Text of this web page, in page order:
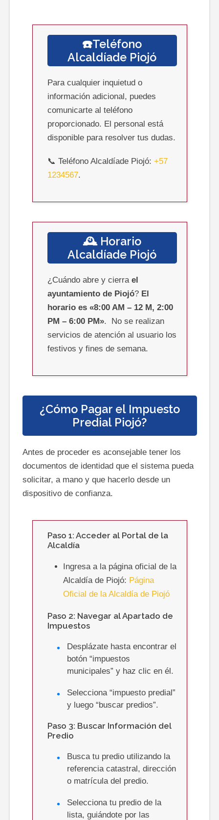
☎️Teléfono
Alcaldíade Piojó
Para cualquier inquietud o
información adicional, puedes
comunicarte al teléfono
proporcionado. El personal está
disponible para resolver tus dudas.
📞 Teléfono Alcaldíade Piojó: +57
1234567.
🕰️ Horario
Alcaldíade Piojó
¿Cuándo abre y cierra el
ayuntamientode Piojó? El
horario es «8:00 AM – 12 M, 2:00
PM – 6:00 PM».
No se realizan
servicios de atención al usuario los
festivos y fines de semana.
¿Cómo Pagar el Impuesto
Predial Piojó?
Antes de proceder es aconsejable tener los
documentos de identidad que el sistema pueda
solicitar, a mano y que hacerlo desde un
dispositivo de confianza.
Paso 1: Acceder al Portal de la
Alcaldía
Ingresa a la página oficial de la
Alcaldía de Piojó: Página
Oficial de la Alcaldía de Piojó
Paso 2: Navegar al Apartado de
Impuestos
Desplázate hasta encontrar el
botón “impuestos
municipales” y haz clic en él.
Selecciona “impuesto predial”
y luego “buscar predios”.
Paso 3: Buscar Información del
Predio
Busca tu predio utilizando la
referencia catastral, dirección
o matrícula del predio.
Selecciona tu predio de la
lista, guiándote por las